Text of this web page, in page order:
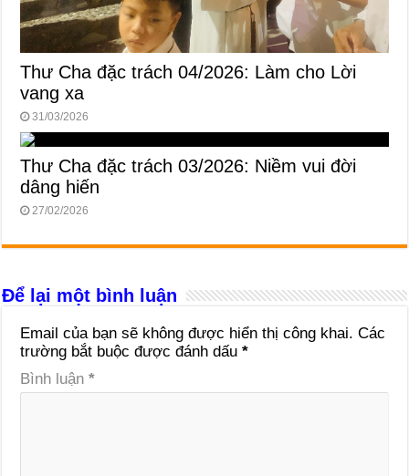
Thư Cha đặc trách 04/2026: Làm cho Lời
vang xa
31/03/2026
Thư Cha đặc trách 03/2026: Niềm vui đời
dâng hiến
27/02/2026
Để lại một bình luận
Email của bạn sẽ không được hiển thị công khai. Các
trường bắt buộc được đánh dấu*
Bình luận*